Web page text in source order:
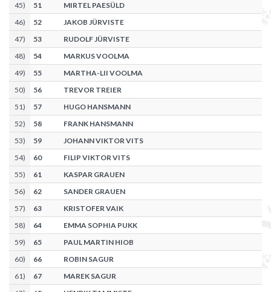
45) 51
MIRTEL PAESÜLD
46) 52
JAKOB JÜRVISTE
47) 53
RUDOLF JÜRVISTE
48) 54
MARKUS VOOLMA
49) 55
MARTHA-LII VOOLMA
50) 56
TREVOR TREIER
51) 57
HUGO HANSMANN
52) 58
FRANK HANSMANN
53) 59
JOHANN VIKTOR VITS
54) 60
FILIP VIKTOR VITS
55) 61
KASPAR GRAUEN
56) 62
SANDER GRAUEN
57) 63
KRISTOFER VAIK
58) 64
EMMA SOPHIA PUKK
59) 65
PAUL MARTIN HIOB
60) 66
ROBIN SAGUR
61) 67
MAREK SAGUR